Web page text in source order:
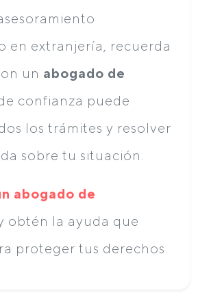
en extranjería, recuerda
un abogado de
confianza puede
los trámites y resolver
sobre tu situación.
abogado de
obtén la ayuda que
proteger tus derechos.